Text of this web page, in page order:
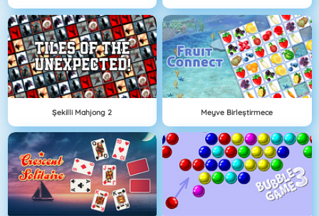
Şekilli Mahjong 2 Meyve Birleştirmece